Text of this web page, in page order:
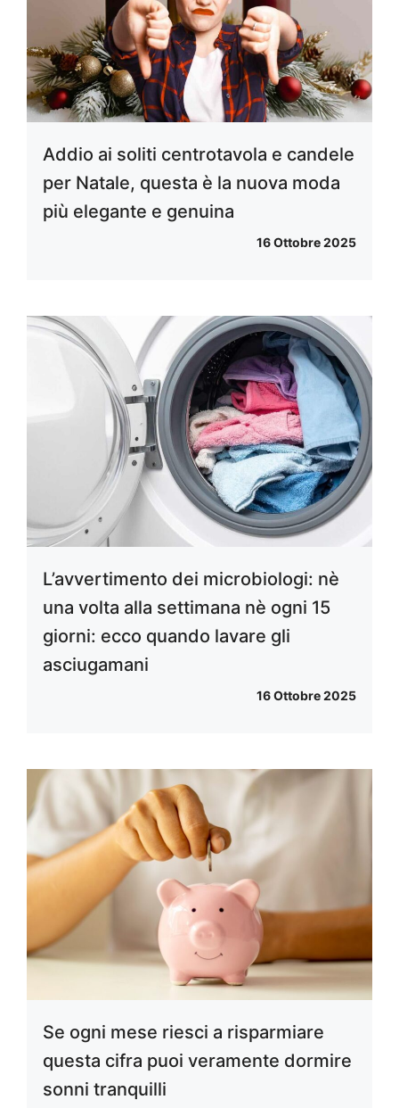
Addio ai soliti centrotavola e candele
per Natale, questa è la nuova moda
più elegante e genuina
16 Ottobre 2025
L’avvertimento dei microbiologi: nè
una volta alla settimana nè ogni 15
giorni: ecco quando lavare gli
asciugamani
16 Ottobre 2025
Se ogni mese riesci a risparmiare
questa cifra puoi veramente dormire
sonni tranquilli